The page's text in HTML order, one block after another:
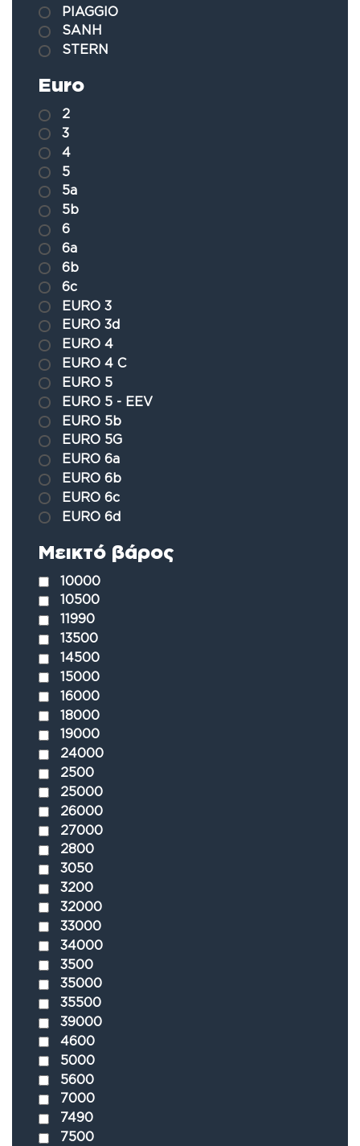
PIAGGIO
SANH
STERN
Euro
2
3
4
5
5a
5b
6
6a
6b
6c
EURO 3
EURO 3d
EURO 4
EURO 4 C
EURO 5
EURO 5 - EEV
EURO 5b
EURO 5G
EURO 6a
EURO 6b
EURO 6c
EURO 6d
Μεικτό βάρος
10000
10500
11990
13500
14500
15000
16000
18000
19000
24000
2500
25000
26000
27000
2800
3050
3200
32000
33000
34000
3500
35000
35500
39000
4600
5000
5600
7000
7490
7500